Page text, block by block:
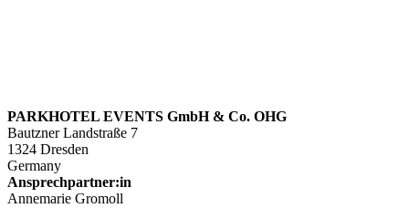
PARKHOTEL EVENTS GmbH & Co. OHG
Bautzner Landstraße 7
1324 Dresden
Germany
Ansprechpartner:in
Annemarie Gromoll